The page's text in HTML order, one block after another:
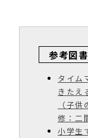
参考図書
タイム
きたえ
（子
修：二
小学生